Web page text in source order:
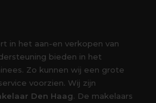
in het aan-en verkopen van
bieden in het
Zo kunnen wij een grote
voorzien. Wij zijn
Den Haag. De makelaars